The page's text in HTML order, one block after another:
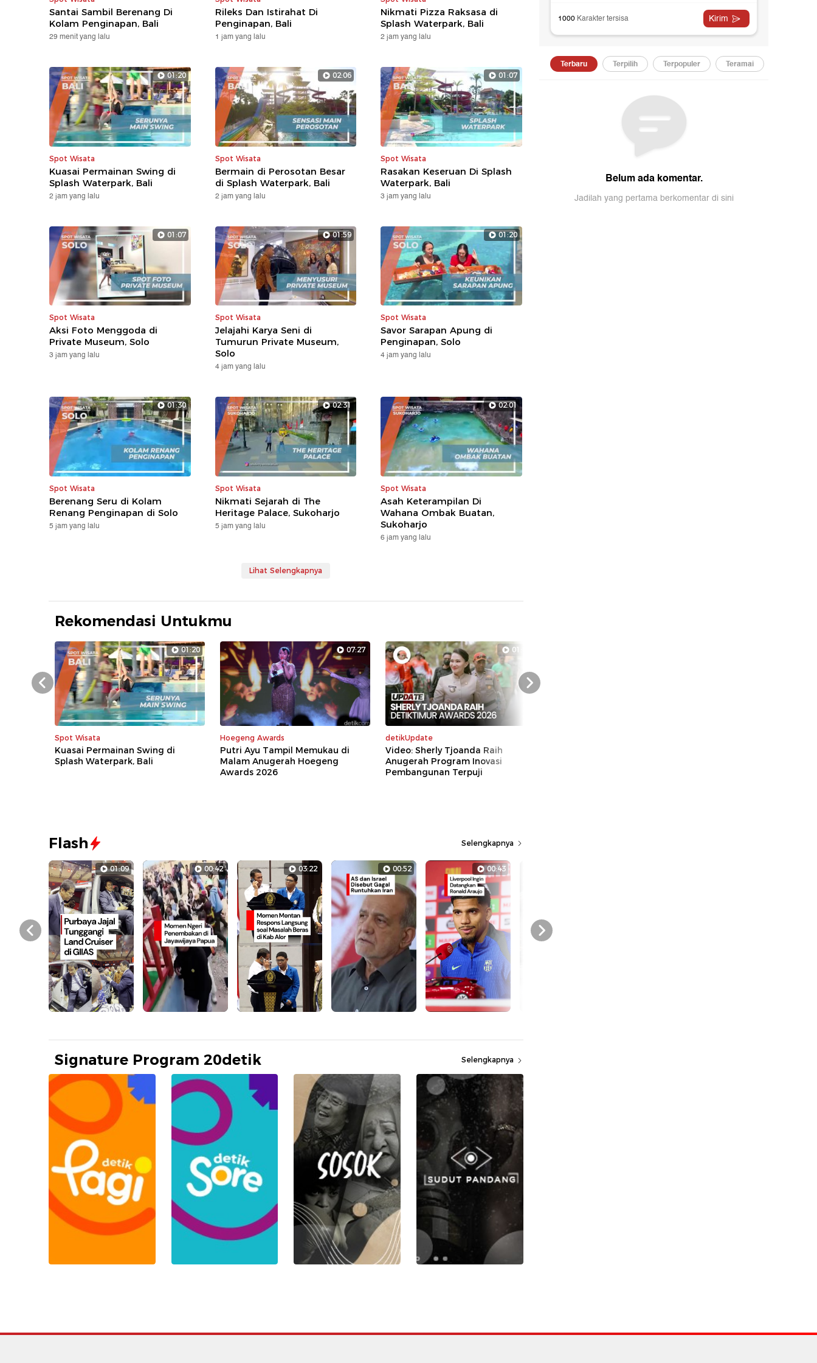
Santai Sambil Berenang Di
Kolam Penginapan, Bali
29 menit yang lalu
Rileks Dan Istirahat Di
Penginapan, Bali
1 jam yang lalu
Nikmati Pizza Raksasa di
Splash Waterpark, Bali
2 jam yang lalu
01:20
Spot Wisata
Kuasai Permainan Swing di
Splash Waterpark, Bali
2 jam yang lalu
02:06
Spot Wisata
Bermain di Perosotan Besar
di Splash Waterpark, Bali
2 jam yang lalu
01:07
Spot Wisata
Rasakan Keseruan Di Splash
Waterpark, Bali
3 jam yang lalu
01:07
Spot Wisata
Aksi Foto Menggoda di
Private Museum, Solo
3 jam yang lalu
01:59
Spot Wisata
Jelajahi Karya Seni di
Tumurun Private Museum,
Solo
4 jam yang lalu
01:20
Spot Wisata
Savor Sarapan Apung di
Penginapan, Solo
4 jam yang lalu
01:30
Spot Wisata
Berenang Seru di Kolam
Renang Penginapan di Solo
5 jam yang lalu
02:31
Spot Wisata
Nikmati Sejarah di The
Heritage Palace, Sukoharjo
5 jam yang lalu
02:01
Spot Wisata
Asah Keterampilan Di
Wahana Ombak Buatan,
Sukoharjo
6 jam yang lalu
Lihat Selengkapnya
Rekomendasi Untukmu
01:20
Spot Wisata
Kuasai Permainan Swing di
Splash Waterpark, Bali
07:27
Hoegeng Awards
Putri Ayu Tampil Memukau di
Malam Anugerah Hoegeng
Awards 2026
01:07
detikUpdate
Video: Sherly Tjoanda Raih
Anugerah Program Inovasi
Pembangunan Terpuji
Prev Next
Flash Selengkapnya
01:09 00:42 03:22 00:52 00:43
Prev Next
Signature Program 20detik Selengkapnya